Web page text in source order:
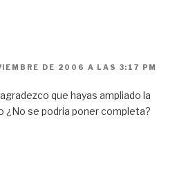
DE 2006 A LAS 3:17 PM
que hayas ampliado la
¿No se podria poner completa?